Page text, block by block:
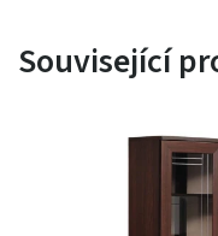
Související